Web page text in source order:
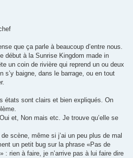
que ça parle à beaucoup d’entre nous.
début à la Sunrise Kingdom made in
un coin de rivière qui reprend un ou deux
s’y baigne, dans le barrage, ou en tout
états sont clairs et bien expliqués. On
et, Non mais etc. Je trouve qu’elle se
scène, même si j’ai un peu plus de mal
un petit bug sur la phrase «Pas de
: rien à faire, je n’arrive pas à lui faire dire